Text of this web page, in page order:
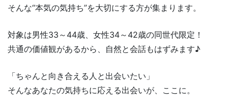
そんな“本気の気持ち”を大切にする方が集まります。
対象は男性33～44歳、女性34～42歳の同世代限定！
共通の価値観があるから、自然と会話もはずみます♪
「ちゃんと向き合える人と出会いたい」
そんなあなたの気持ちに応える出会いが、ここに。